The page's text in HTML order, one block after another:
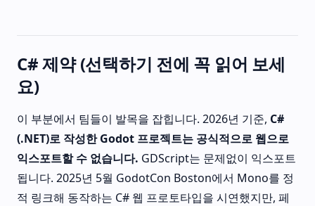
C# 제약 (선택하기 전에 꼭 읽어 보세
요)
이 부분에서 팀들이 발목을 잡힙니다. 2026년 기준, C#
(.NET)로 작성한 Godot 프로젝트는 공식적으로 웹으로
익스포트할 수 없습니다. GDScript는 문제없이 익스포트
됩니다. 2025년 5월 GodotCon Boston에서 Mono를 정
적 링크해 동작하는 C# 웹 프로토타입을 시연했지만, 페